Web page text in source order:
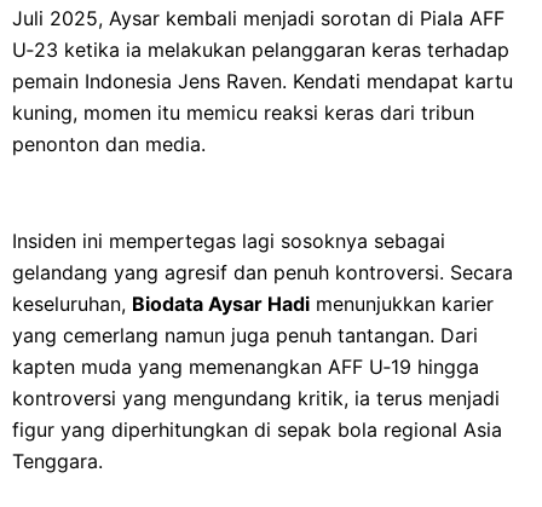
Juli 2025, Aysar kembali menjadi sorotan di Piala AFF
U‑23 ketika ia melakukan pelanggaran keras terhadap
pemain Indonesia Jens Raven. Kendati mendapat kartu
kuning, momen itu memicu reaksi keras dari tribun
penonton dan media.
Insiden ini mempertegas lagi sosoknya sebagai
gelandang yang agresif dan penuh kontroversi. Secara
keseluruhan, Biodata Aysar Hadi menunjukkan karier
yang cemerlang namun juga penuh tantangan. Dari
kapten muda yang memenangkan AFF U‑19 hingga
kontroversi yang mengundang kritik, ia terus menjadi
figur yang diperhitungkan di sepak bola regional Asia
Tenggara.